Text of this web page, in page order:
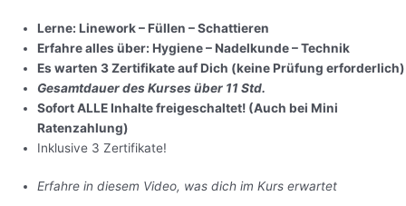
Lerne: Linework – Füllen – Schattieren
Erfahre alles über: Hygiene – Nadelkunde – Technik
Es warten 3 Zertifikate auf Dich (keine Prüfung erforderlich)
Gesamtdauer des Kurses über 11 Std.
Sofort ALLE Inhalte freigeschaltet! (Auch bei Mini
Ratenzahlung)
Inklusive 3 Zertifikate!
Erfahre in diesem Video, was dich im Kurs erwartet